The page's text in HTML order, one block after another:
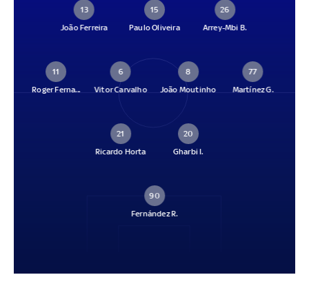
13
João Ferreira
15
Paulo Oliveira
26
Arrey-Mbi B.
11
Roger Ferna...
6
Vitor Carvalho
8
João Moutinho
77
Martínez G.
20
Gharbi I.
21
Ricardo Horta
90
Fernández R.